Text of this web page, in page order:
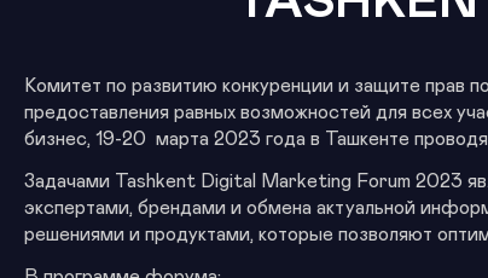
Комитет по развитию конкуренции и защите прав
предоставления равных возможностей для всех
бизнес, 19-20 марта 2023 года в Ташкенте
Задачами Tashkent Digital Marketing Forum 2023
экспертами, брендами и обмена актуальной
решениями и продуктами, которые позволяют